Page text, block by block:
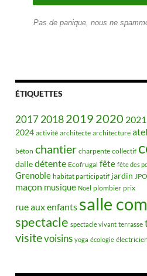
Pas de panique, nous ne
ÉTIQUETTES
201720182019 2020 2021
2024 activité architecte architecture
béton chantier charpente collectif
dalledétente Ecofrugal fête fête des
Grenoble habitat participatif jardin JPO
maçon musique Noël plombier prix
rue aux enfants salle
spectacle spectacle vivant terrasse
visitevoisins yoga écologie électricien